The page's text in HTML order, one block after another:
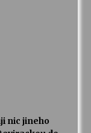
nic jineho